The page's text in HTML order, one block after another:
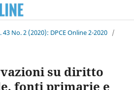
43 No. 2 (2020): DPCE Online 2-2020 /
su diritto
fonti primarie e